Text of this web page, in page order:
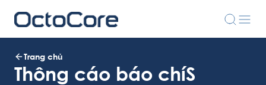
Trang chủ
Thông cáo báo chíS